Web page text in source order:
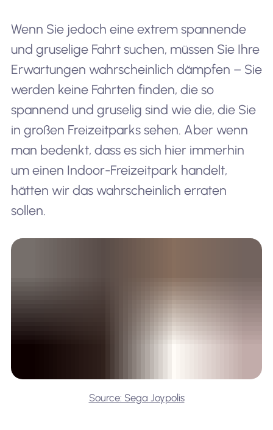
Wenn Sie jedoch eine extrem spannende
und gruselige Fahrt suchen, müssen Sie Ihre
Erwartungen wahrscheinlich dämpfen – Sie
werden keine Fahrten finden, die so
spannend und gruselig sind wie die, die Sie
in großen Freizeitparks sehen. Aber wenn
man bedenkt, dass es sich hier immerhin
um einen Indoor-Freizeitpark handelt,
hätten wir das wahrscheinlich erraten
sollen.
Source: Sega Joypolis